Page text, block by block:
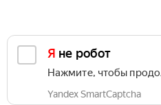
Я не робот
Нажмите, чтобы
Yandex SmartCaptcha